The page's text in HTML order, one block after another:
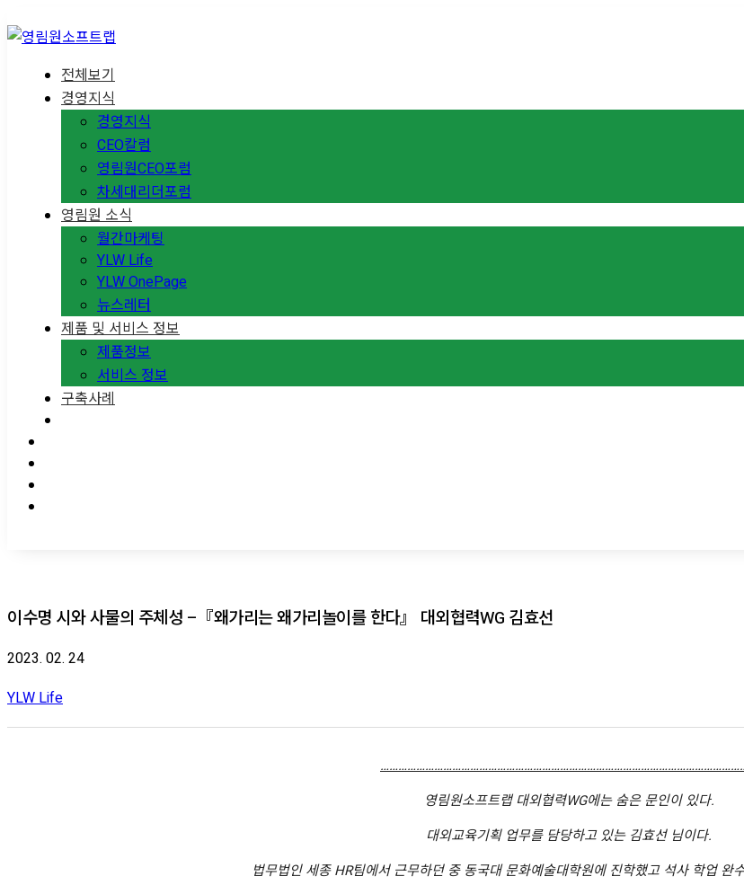
전체보기
경영지식
경영지식
CEO칼럼
영림원CEO포럼
차세대리더포럼
영림원 소식
월간마케팅
YLW Life
YLW OnePage
뉴스레터
제품 및 서비스 정보
제품정보
서비스 정보
구축사례
이수명 시와 사물의 주체성 –『왜가리는 왜가리놀이를 한다』 대외협력WG 김효선
2023. 02. 24
YLW Life
영림원소프트랩 대외협력WG에는 숨은 문인이 있다.
대외교육기획 업무를 담당하고 있는 김효선 님이다.
법무법인 세종 HR팀에서 근무하던 중 동국대 문화예술대학원에 진학했고 석사 학업 완